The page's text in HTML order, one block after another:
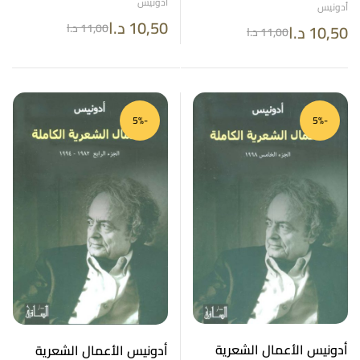
أدونيس
11,00د.ا 10,50د.ا 11,00د.ا 10,50د.ا
-5%
أدونيس الأعمال الشعرية
-5%
أدونيس الأعمال الشعرية